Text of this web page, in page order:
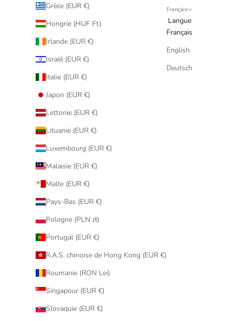
Grèce (EUR €)
Hongrie (HUF Ft)
Irlande (EUR €)
Israël (EUR €)
Italie (EUR €)
Japon (EUR €)
Lettonie (EUR €)
Lituanie (EUR €)
Luxembourg (EUR €)
Malaisie (EUR €)
Malte (EUR €)
Pays-Bas (EUR €)
Pologne (PLN zł)
Portugal (EUR €)
R.A.S. chinoise de Hong Kong (EUR €)
Roumanie (RON Lei)
Singapour (EUR €)
Slovaquie (EUR €)
Français
Langue
Français
English
Deutsch